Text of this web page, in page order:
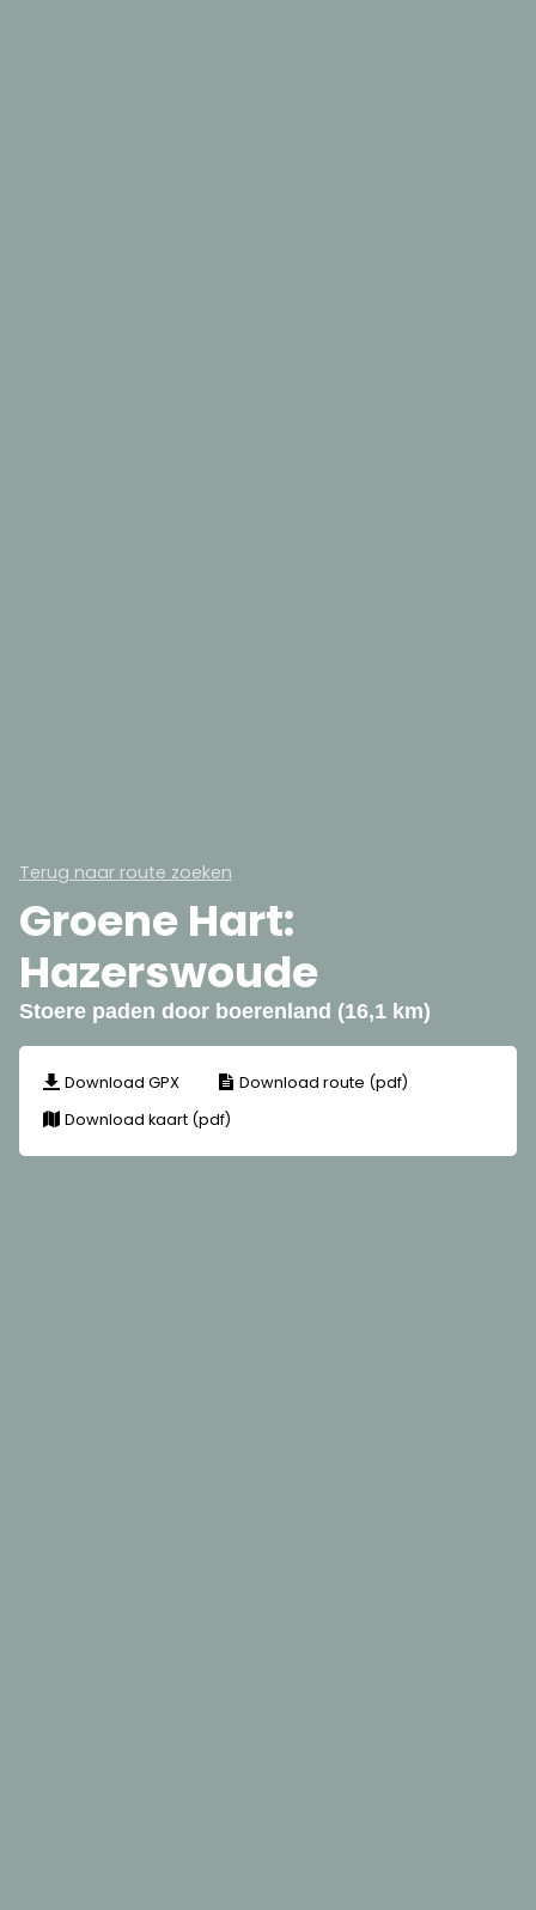
Terug naar route zoeken
Groene Hart:
Hazerswoude
Stoere paden door boerenland (16,1 km)
Download GPX
Download route (pdf)
Download kaart (pdf)